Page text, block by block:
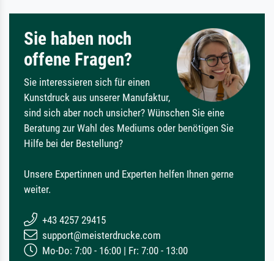
Sie haben noch
offene Fragen?
Sie interessieren sich für einen
Kunstdruck aus unserer Manufaktur,
sind sich aber noch unsicher? Wünschen Sie eine
Beratung zur Wahl des Mediums oder benötigen Sie
Hilfe bei der Bestellung?
Unsere Expertinnen und Experten helfen Ihnen gerne
weiter.
+43 4257 29415
support@meisterdrucke.com
Mo-Do: 7:00 - 16:00 | Fr: 7:00 - 13:00